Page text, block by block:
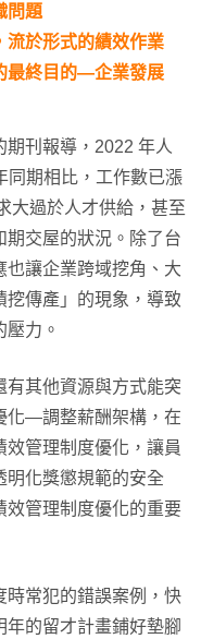
問題
流於形式的績效作業
最終目的—企業發展
刊報導，2022 年人
同期相比，工作數已漲
大過於人才供給，甚至
期交屋的狀況。除了台
也讓企業跨域挖角、大
挖傳產」的現象，導致
力。
有其他資源與方式能突
化—調整薪酬架構，在
管理制度優化，讓員
明化獎懲規範的安全
效管理制度優化的重要
時常犯的錯誤案例，快
年的留才計畫鋪好墊腳